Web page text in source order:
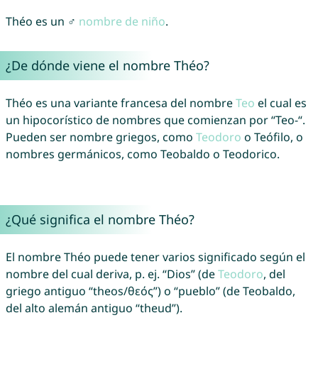
Théo es un ♂ nombre de niño.
¿De dónde viene el nombre Théo?
Théo es una variante francesa del nombreTeo el cual es
un hipocorístico de nombres que comienzan por “Teo-“.
Pueden ser nombre griegos, como Teodoro o Teófilo, o
nombres germánicos, como Teobaldo o Teodorico.
¿Qué significa el nombre Théo?
El nombre Théo puede tener varios significado según el
nombre del cual deriva, p. ej. “Dios” (deTeodoro, del
griego antiguo “theos/θεός”) o “pueblo” (de Teobaldo,
del alto alemán antiguo “theud”).